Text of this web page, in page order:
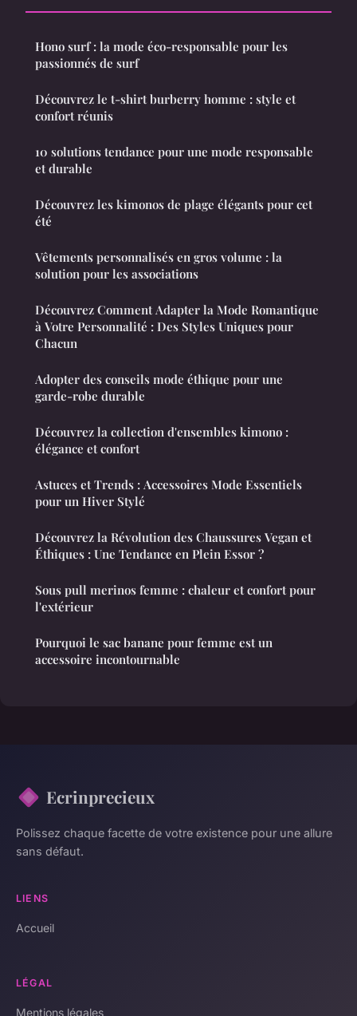
Hono surf : la mode éco-responsable pour les
passionnés de surf
Découvrez le t-shirt burberry homme : style et
confort réunis
10 solutions tendance pour une mode responsable
et durable
Découvrez les kimonos de plage élégants pour cet
été
Vêtements personnalisés en gros volume : la
solution pour les associations
Découvrez Comment Adapter la Mode Romantique
à Votre Personnalité : Des Styles Uniques pour
Chacun
Adopter des conseils mode éthique pour une
garde-robe durable
Découvrez la collection d'ensembles kimono :
élégance et confort
Astuces et Trends : Accessoires Mode Essentiels
pour un Hiver Stylé
Découvrez la Révolution des Chaussures Vegan et
Éthiques : Une Tendance en Plein Essor ?
Sous pull merinos femme : chaleur et confort pour
l'extérieur
Pourquoi le sac banane pour femme est un
accessoire incontournable
Ecrinprecieux
Polissez chaque facette de votre existence pour une allure
sans défaut.
LIENS
Accueil
LÉGAL
Mentions légales